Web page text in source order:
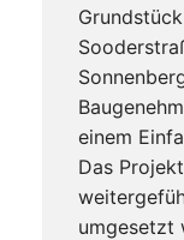
einem
Das
umgesetzt